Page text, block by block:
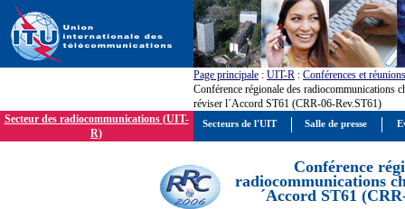
Page principale : UIT-R : Conférences et réunions
Conférence régionale des radiocommunications
réviser l´Accord ST61 (CRR-06-Rev.ST61)
Secteur des radiocommunications (UIT-
R)
Conférence
radiocommunications
´Accord ST61
Secteurs de l'UIT Salle de presse